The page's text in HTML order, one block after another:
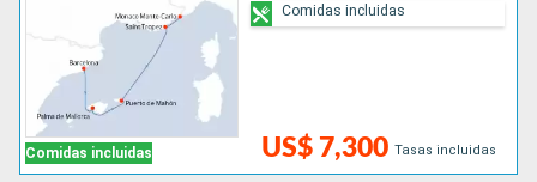
Comidas incluidas US$ 7,300 Tasas incluidas
Comidas incluidas